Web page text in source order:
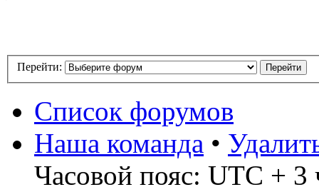
Перейти:
Список форумов
Наша команда •
Часовой пояс: UTC + 3